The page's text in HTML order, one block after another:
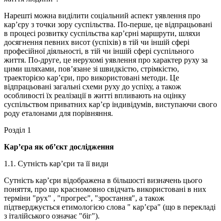
Нарешті можна виділити соціальний аспект уявлення про
кар’єру з точки зору суспільства. По-перше, це відпрацьовані
в процесі розвитку суспільства кар’єрні маршрути, шляхи
досягнення певних висот (успіхів) в тій чи іншій сфері
професійної діяльності, в тій чи іншій сфері суспільного
життя. По-друге, це нерухомі уявлення про характер руху за
цими шляхами, пов’язане зі швидкістю, стрімкістю,
траекторією кар’єри, про використовані методи. Це
відпрацьовані загальні схеми руху до успіху, а також
особливості їх реалізації в житті впливають на оцінку
суспільством приватних кар’єр індивідумів, виступаючи свого
роду еталонами для порівняння.
Розділ 1
Кар’єра як об’єкт дослідження
1.1. Сутність кар’єри та її види
Сутність кар’єри відображена в більшості визначень цього
поняття, про що красномовно свідчать використовані в них
терміни "рух" , "прогрес", "зростання", а також
підтверджується етимологією слова " кар’єра" (що в перекладі
з італійського означає "біг").